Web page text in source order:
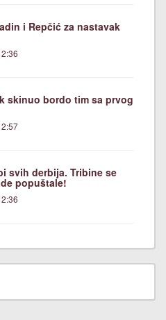
i Repčić za nastavak
skinuo bordo tim sa prvog
svih derbija. Tribine se
popuštale!